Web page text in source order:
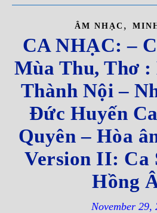
ÂM NHẠC ,
CA NHẠC: –
Mùa Thu, Thơ
Thành Nội –
Đức Huyến
Quyên – Hòa
Version II: Ca
Hồng
November 29,